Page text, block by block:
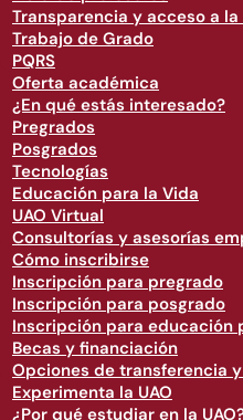
Transparencia y acceso a
Trabajo de Grado
PQRS
Oferta académica
¿En qué estás interesado?
Pregrados
Posgrados
Tecnologías
Educación para la Vida
UAO Virtual
Consultorías y asesorías
Cómo inscribirse
Inscripción para pregrado
Inscripción para posgrado
Inscripción para educación
Becas y financiación
Opciones de transferencia
Experimenta la UAO
¿Por qué estudiar en la